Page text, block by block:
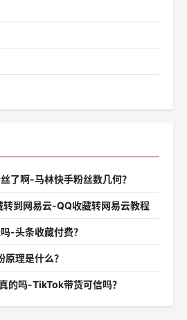
了啊-马林快手粉丝数几何？
到网易云-QQ收藏转网易云教程
-头条收藏付费？
理是什么？
的吗-TikTok带货可信吗？